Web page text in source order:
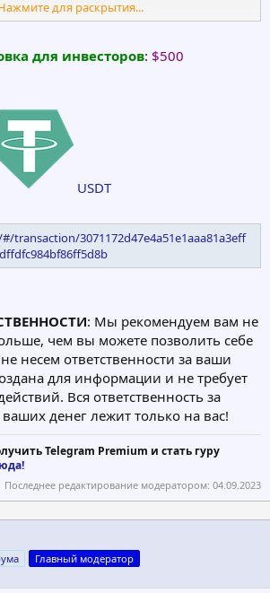
дохода
230 дней
15 000$
(has 24,907,454 domains)
- 741 other sites hosted on this server
- California - San Jose - Cloudflare Inc.
для раскрытия...
для инвесторов: $500
USDT
transaction/3071172d47e4a51e1aaa81a3eff
: Мы рекомендуем вам не
чем вы можете позволить себе
несем ответственности за ваши
для информации и не требует
Вся ответственность за
ваших денег лежит только на вас!​
Telegram Premium и стать гуру
Последнее редактирование модератором: 04.09.2023
Главный модератор